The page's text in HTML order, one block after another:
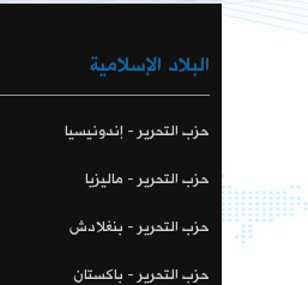
البلاد الإسلامية
حزب التحرير - إندونيسيا
حزب التحرير - ماليزيا
حزب التحرير - بنغلادش
حزب التحرير - باكستان